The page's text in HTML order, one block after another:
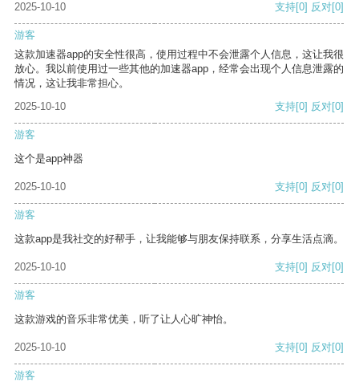
2025-10-10 支持[0] 反对[0]
游客
这款加速器app的安全性很高，使用过程中不会泄露个人信息，这让我很
放心。我以前使用过一些其他的加速器app，经常会出现个人信息泄露的
情况，这让我非常担心。
2025-10-10
支持[0] 反对[0]
游客
这个是app神器
2025-10-10 支持[0] 反对[0]
游客
这款app是我社交的好帮手，让我能够与朋友保持联系，分享生活点滴。
2025-10-10 支持[0] 反对[0]
游客
这款游戏的音乐非常优美，听了让人心旷神怡。
2025-10-10 支持[0] 反对[0]
游客